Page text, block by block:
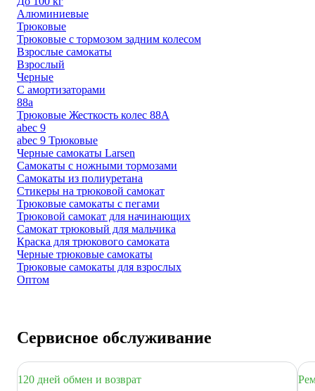
Алюминиевые
Трюковые
Трюковые с тормозом задним колесом
Взрослые самокаты
Взрослый
Черные
С амортизаторами
88а
Трюковые Жесткость колес 88А
abec 9
abec 9 Трюковые
Черные самокаты Larsen
Самокаты с ножными тормозами
Самокаты из полиуретана
Стикеры на трюковой самокат
Трюковые самокаты с пегами
Трюковой самокат для начинающих
Самокат трюковый для мальчика
Краска для трюкового самоката
Черные трюковые самокаты
Трюковые самокаты для взрослых
Оптом
Сервисное обслуживание
120 дней обмен и возврат